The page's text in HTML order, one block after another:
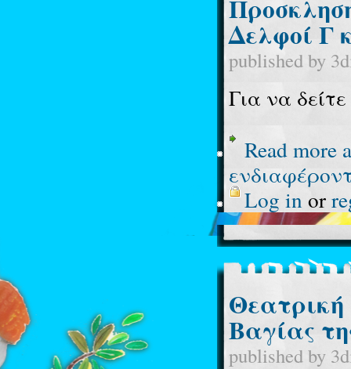
Δελφοί Γ
published by
Για να
Read more
Log inor
Βαγίας
published by